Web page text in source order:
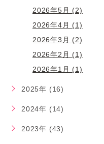
2026年5月 (2)
2026年4月 (1)
2026年3月 (2)
2026年2月 (1)
2026年1月 (1)
2025年 (16)
2024年 (14)
2023年 (43)